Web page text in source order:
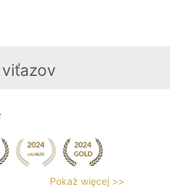
Pokaż więcej >>